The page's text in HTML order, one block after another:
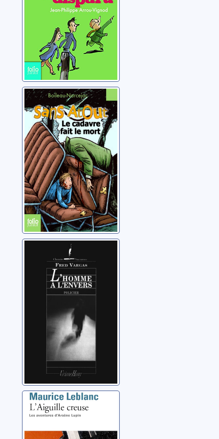
Philippe
Sans Atout: le
cadavre fait le
mort
Boileau-Narcejac
L'homme à
l'envers:
[policier]
Vargas, Fred
L'aiguille creuse:
[Arsène Lupin]
Leblanc, Maurice